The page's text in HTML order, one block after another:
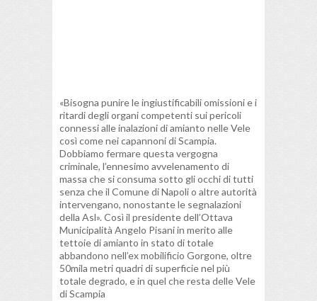
«Bisogna punire le ingiustificabili omissioni e i
ritardi degli organi competenti sui pericoli
connessi alle inalazioni di amianto nelle Vele
così come nei capannoni di Scampia.
Dobbiamo fermare questa vergogna
criminale, l’ennesimo avvelenamento di
massa che si consuma sotto gli occhi di tutti
senza che il Comune di Napoli o altre autorità
intervengano, nonostante le segnalazioni
della Asl». Così il presidente dell’Ottava
Municipalità Angelo Pisani in merito alle
tettoie di amianto in stato di totale
abbandono nell’ex mobilificio Gorgone, oltre
50mila metri quadri di superficie nel più
totale degrado, e in quel che resta delle Vele
di Scampia